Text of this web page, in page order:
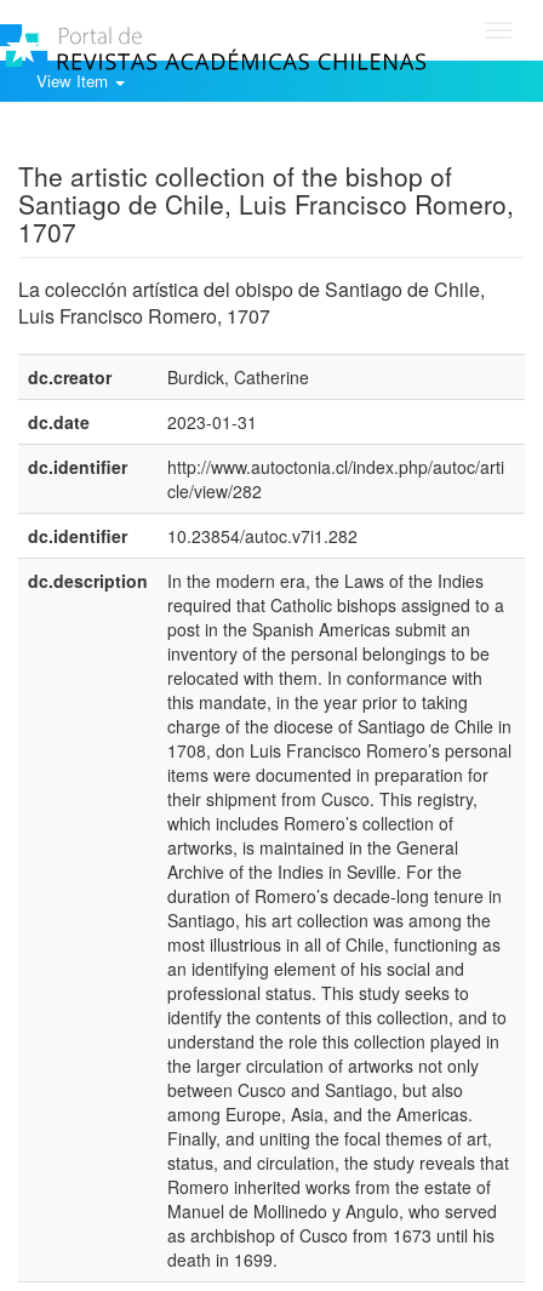
View Item
The artistic collection of the bishop of
Santiago de Chile, Luis Francisco Romero,
1707
La colección artística del obispo de Santiago de Chile,
Luis Francisco Romero, 1707
dc.creator
Burdick, Catherine
dc.date
2023-01-31
dc.identifier
http://www.autoctonia.cl/index.php/autoc/arti
cle/view/282
dc.identifier
10.23854/autoc.v7i1.282
dc.description
In the modern era, the Laws of the Indies
required that Catholic bishops assigned to a
post in the Spanish Americas submit an
inventory of the personal belongings to be
relocated with them. In conformance with
this mandate, in the year prior to taking
charge of the diocese of Santiago de Chile in
1708, don Luis Francisco Romero’s personal
items were documented in preparation for
their shipment from Cusco. This registry,
which includes Romero’s collection of
artworks, is maintained in the General
Archive of the Indies in Seville. For the
duration of Romero’s decade-long tenure in
Santiago, his art collection was among the
most illustrious in all of Chile, functioning as
an identifying element of his social and
professional status. This study seeks to
identify the contents of this collection, and to
understand the role this collection played in
the larger circulation of artworks not only
between Cusco and Santiago, but also
among Europe, Asia, and the Americas.
Finally, and uniting the focal themes of art,
status, and circulation, the study reveals that
Romero inherited works from the estate of
Manuel de Mollinedo y Angulo, who served
as archbishop of Cusco from 1673 until his
death in 1699.